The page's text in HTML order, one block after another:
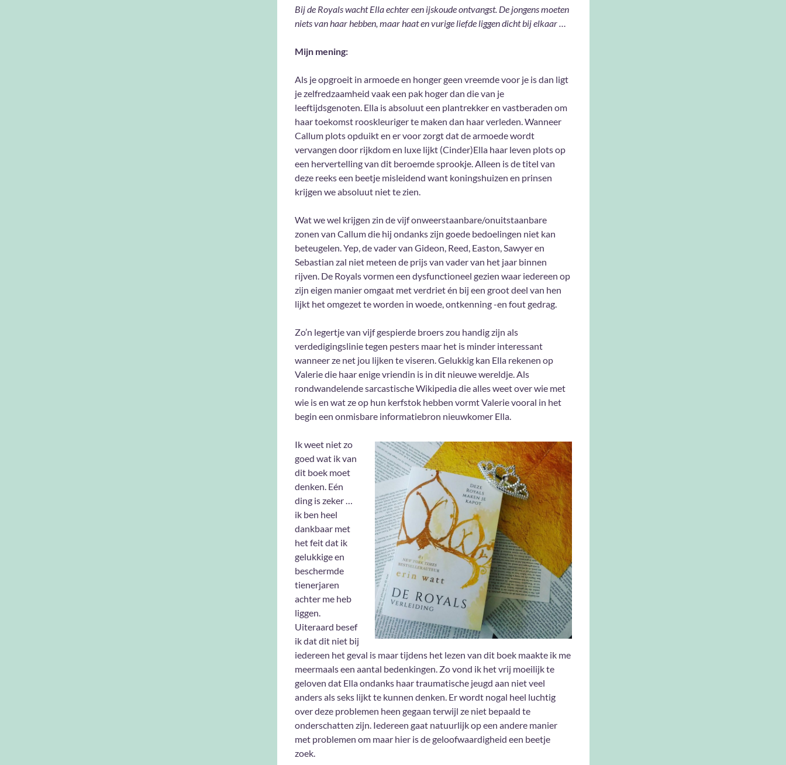
Bij de Royals wacht Ella echter een ijskoude ontvangst. De jongens moeten
niets van haar hebben, maar haat en vurige liefde liggen dicht bij elkaar …
Mijn mening:
Als je opgroeit in armoede en honger geen vreemde voor je is dan ligt
je zelfredzaamheid vaak een pak hoger dan die van je
leeftijdsgenoten. Ella is absoluut een plantrekker en vastberaden om
haar toekomst rooskleuriger te maken dan haar verleden. Wanneer
Callum plots opduikt en er voor zorgt dat de armoede wordt
vervangen door rijkdom en luxe lijkt (Cinder)Ella haar leven plots op
een hervertelling van dit beroemde sprookje. Alleen is de titel van
deze reeks een beetje misleidend want koningshuizen en prinsen
krijgen we absoluut niet te zien.
Wat we wel krijgen zin de vijf onweerstaanbare/onuitstaanbare
zonen van Callum die hij ondanks zijn goede bedoelingen niet kan
beteugelen. Yep, de vader van Gideon, Reed, Easton, Sawyer en
Sebastian zal niet meteen de prijs van vader van het jaar binnen
rijven. De Royals vormen een dysfunctioneel gezien waar iedereen op
zijn eigen manier omgaat met verdriet én bij een groot deel van hen
lijkt het omgezet te worden in woede, ontkenning -en fout gedrag.
Zo’n legertje van vijf gespierde broers zou handig zijn als
verdedigingslinie tegen pesters maar het is minder interessant
wanneer ze net jou lijken te viseren. Gelukkig kan Ella rekenen op
Valerie die haar enige vriendin is in dit nieuwe wereldje. Als
rondwandelende sarcastische Wikipedia die alles weet over wie met
wie is en wat ze op hun kerfstok hebben vormt Valerie vooral in het
begin een onmisbare informatiebron nieuwkomer Ella.
Ik weet niet zo
goed wat ik van
dit boek moet
denken. Eén
ding is zeker …
ik ben heel
dankbaar met
het feit dat ik
gelukkige en
beschermde
tienerjaren
achter me heb
liggen.
Uiteraard besef
ik dat dit niet bij
iedereen het geval is maar tijdens het lezen van dit boek maakte ik me
meermaals een aantal bedenkingen. Zo vond ik het vrij moeilijk te
geloven dat Ella ondanks haar traumatische jeugd aan niet veel
anders als seks lijkt te kunnen denken. Er wordt nogal heel luchtig
over deze problemen heen gegaan terwijl ze niet bepaald te
onderschatten zijn. Iedereen gaat natuurlijk op een andere manier
met problemen om maar hier is de geloofwaardigheid een beetje
zoek.